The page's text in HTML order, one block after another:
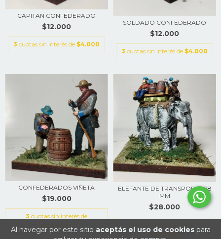
Al navegar por este sitio aceptás el uso de cookiespara
CAPITAN CONFEDERADO
$12.000
3 cuotas sin interés de $4.000
SOLDADO CONFEDERADO
$12.000
3 cuotas sin interés de $4.000
CONFEDERADOS VIÑETA
$19.000
3 cuotas sin interés de
$6.333,33
ELEFANTE DE TRANSPORTE 28
MM
$28.000
$9.333,33